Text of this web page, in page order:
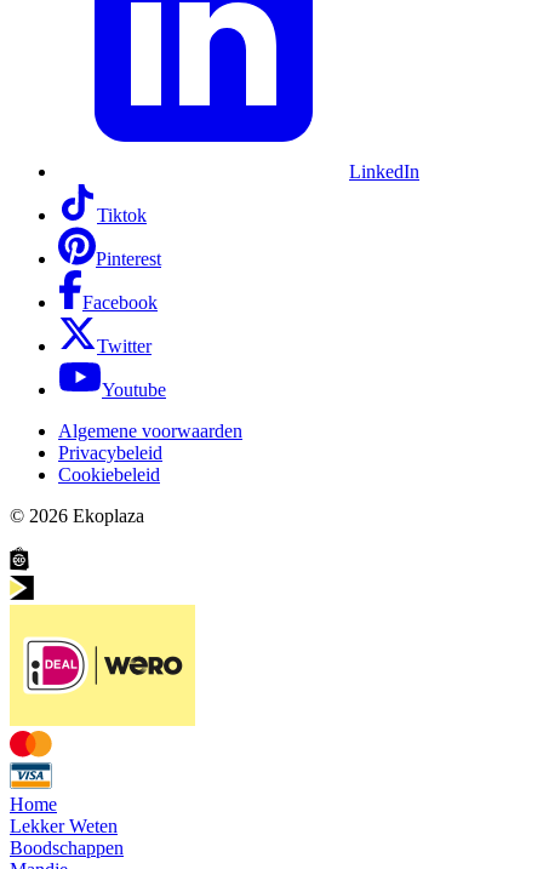
LinkedIn
Tiktok
Pinterest
Facebook
Twitter
Youtube
Algemene voorwaarden
Privacybeleid
Cookiebeleid
© 2026 Ekoplaza
Home
Lekker Weten
Boodschappen